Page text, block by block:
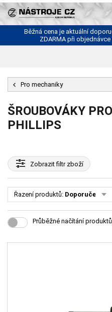
Běžná cena je aktuální
ZDARMA při objednávce
Pro mechaniky
ŠROUBOVÁKY
PHILLIPS
Zobrazitfiltr zboží
Řazení produktů: Doporučené
Průběžné načítání produktů